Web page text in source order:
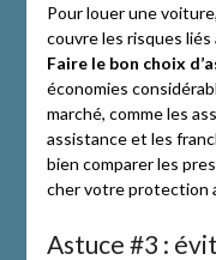
Pour louer une
couvre les risques
Faire le bon choix
économies
marché, comme les
assistance et les
bien comparer les
cher votre protection
Astuce #3 :